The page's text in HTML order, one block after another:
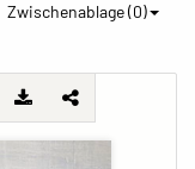
Zwischenablage (0)